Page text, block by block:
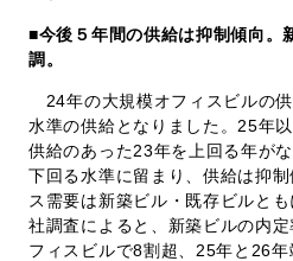
■今後５年間の供給は抑制傾向。
調。
24年の大規模オフィスビルの
水準の供給となりました。25年
供給のあった23年を上回る年が
下回る水準に留まり、供給は抑
ス需要は新築ビル・既存ビルと
社調査によると、新築ビルの内
フィスビルで8割超、25年と26